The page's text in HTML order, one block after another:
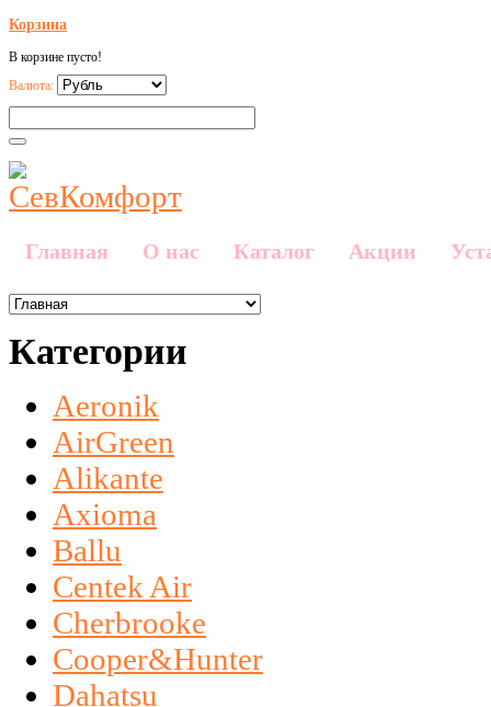
Корзина
В корзине пусто!
Валюта:
Главная О нас Каталог Акции
Категории
Aeronik
AirGreen
Alikante
Axioma
Ballu
Centek Air
Cherbrooke
Cooper&Hunter
Dahatsu